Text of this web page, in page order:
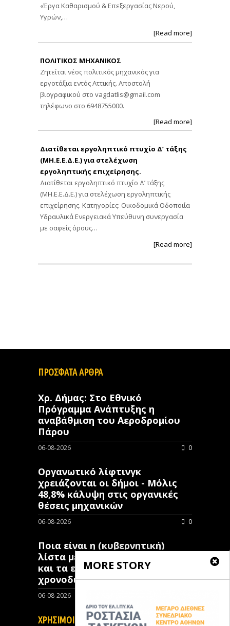
«Έργα Καθαρισμού & Επεξεργασίας Νερού,
Υγρών,…
[Read more]
ΠΟΛΙΤΙΚΟΣ ΜΗΧΑΝΙΚΟΣ
Ζητείται νέος πολιτικός μηχανικός για
εργοτάξια εντός Αττικής. Αποστολή
βιογραφικού στο vagdatlis@gmail.com
τηλέφωνο στο 6948755000.
[Read more]
Διατίθεται εργοληπτικό πτυχίο Δ’ τάξης
(ΜΗ.Ε.Ε.Δ.Ε.) για στελέχωση
εργοληπτικής επιχείρησης.
Διατίθεται εργοληπτικό πτυχίο Δ’ τάξης
(ΜΗ.Ε.Ε.Δ.Ε.) για στελέχωση εργοληπτικής
επιχείρησης. Κατηγορίες: Οικοδομικά Οδοποιία
Υδραυλικά Ενεργειακά Υπεύθυνη συνεργασία
με σαφείς όρους…
[Read more]
MORE STORY
ΠΡΟΣΦΑΤΑ ΑΡΘΡΑ
Χρ. Δήμας: Στο Εθνικό
Πρόγραμμα Ανάπτυξης η
αναβάθμιση του Αεροδρομίου
Πάρου
06-08-2026 0
Οργανωτικό λίφτινγκ
χρειάζονται οι δήμοι - Μόλις
48,8% κάλυψη στις οργανικές
θέσεις μηχανικών
06-08-2026 0
Ποια είναι η (κυβερνητική)
λίστα με τα μεγάλα οδικά έργα
και τα εκτιμώμενα
χρονοδιαγράμματα
06-08-2026
ΧΡΗΣΙΜΟΙ ΣΥΝΔΕΣΜΟΙ